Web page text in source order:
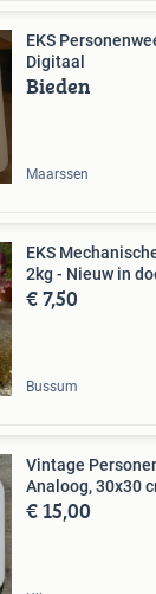
EKS
Digitaal
Bieden
Maarssen
EKS
2kg - Nieuw in
€ 7,50
Bussum
Vintage
Analoog, 30x30
€ 15,00